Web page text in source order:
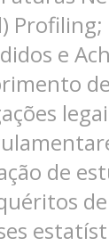
l) Profiling;
e
de